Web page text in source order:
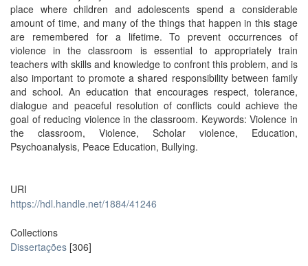
place where children and adolescents spend a considerable
amount of time, and many of the things that happen in this stage
are remembered for a lifetime. To prevent occurrences of
violence in the classroom is essential to appropriately train
teachers with skills and knowledge to confront this problem, and is
also important to promote a shared responsibility between family
and school. An education that encourages respect, tolerance,
dialogue and peaceful resolution of conflicts could achieve the
goal of reducing violence in the classroom. Keywords: Violence in
the classroom, Violence, Scholar violence, Education,
Psychoanalysis, Peace Education, Bullying.
URI
https://hdl.handle.net/1884/41246
Collections
Dissertações [306]